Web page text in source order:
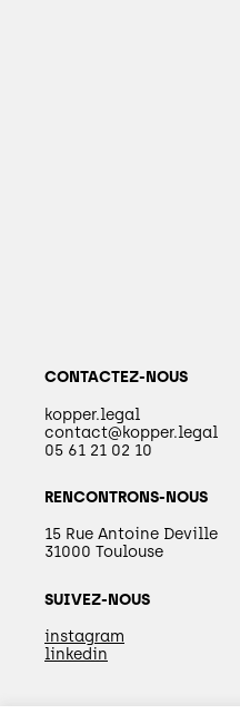
CONTACTEZ-NOUS
kopper.legal
contact@kopper.legal
05 61 21 02 10
RENCONTRONS-NOUS
15 Rue Antoine Deville
31000 Toulouse
SUIVEZ-NOUS
instagram
linkedin